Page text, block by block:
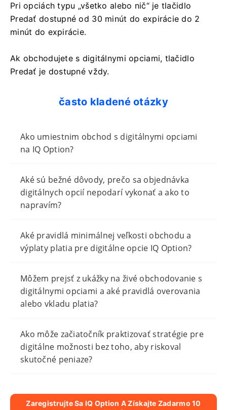
Pri opciách typu „všetko alebo nič“ je tlačidlo
Predať dostupné od 30 minút do expirácie do 2
minút do expirácie.
Ak obchodujete s digitálnymi opciami, tlačidlo
Predať je dostupné vždy.
často kladené otázky
Ako umiestnim obchod s digitálnymi opciami
na IQ Option?
Aké sú bežné dôvody, prečo sa objednávka
digitálnych opcií nepodarí vykonať a ako to
napravím?
Aké pravidlá minimálnej veľkosti obchodu a
výplaty platia pre digitálne opcie IQ Option?
Môžem prejsť z ukážky na živé obchodovanie s
digitálnymi opciami a aké pravidlá overovania
alebo vkladu platia?
Ako môže začiatočník praktizovať stratégie pre
digitálne možnosti bez toho, aby riskoval
skutočné peniaze?
Zaregistrujte Sa IQ Option A Získajte Zadarmo 10